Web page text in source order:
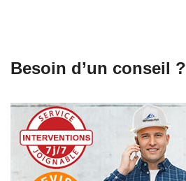
Besoin d’un conseil ?